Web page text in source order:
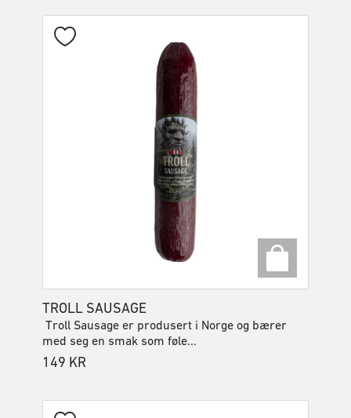
TROLL SAUSAGE
Troll Sausage er produsert i Norge og bærer
med seg en smak som føle...
149 KR